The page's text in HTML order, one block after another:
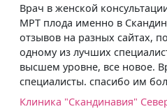
рекомендовал делать
Прочитала много
поняла, что обращаюсь к
в городе. Клиника на
Врачи великолепные
большое.